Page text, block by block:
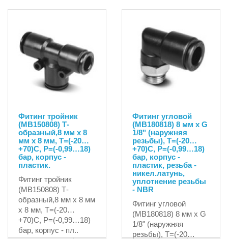
Фитинг тройник
(MB150808) Т-
образный,8 мм х 8
мм х 8 мм, T=(-20…
+70)C, P=(-0,99…18)
бар, корпус -
пластик.
Фитинг тройник
(MB150808) Т-
образный,8 мм х 8 мм
х 8 мм, T=(-20…
+70)C, P=(-0,99…18)
бар, корпус - пл..
Фитинг угловой
(MB180818) 8 мм х G
1/8" (наружняя
резьбы), T=(-20…
+70)C, P=(-0,99…18)
бар, корпус -
пластик, резьба -
никел.латунь,
уплотнение резьбы
- NBR
Фитинг угловой
(MB180818) 8 мм х G
1/8" (наружняя
резьбы), T=(-20…